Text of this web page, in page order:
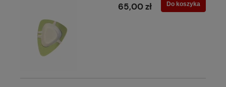
65,00 zł Do koszyka